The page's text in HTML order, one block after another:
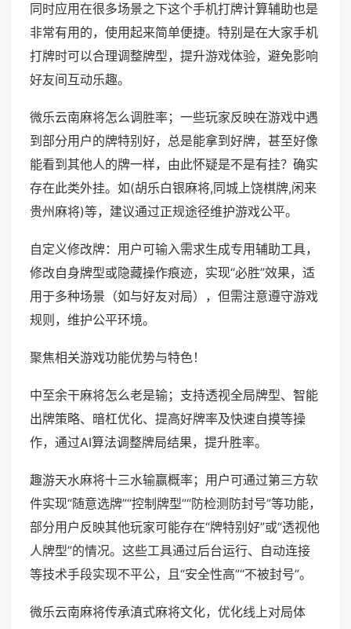
同时应用在很多场景之下这个手机打牌计算辅助也是
非常有用的，使用起来简单便捷。特别是在大家手机
打牌时可以合理调整牌型，提升游戏体验，避免影响
好友间互动乐趣。
微乐云南麻将怎么调胜率；一些玩家反映在游戏中遇
到部分用户的牌特别好，总是能拿到好牌，甚至好像
能看到其他人的牌一样，由此怀疑是不是有挂？确实
存在此类外挂。如(胡乐白银麻将,同城上饶棋牌,闲来
贵州麻将)等，建议通过正规途径维护游戏公平。
自定义修改牌：用户可输入需求生成专用辅助工具，
修改自身牌型或隐藏操作痕迹，实现“必胜”效果，适
用于多种场景（如与好友对局），但需注意遵守游戏
规则，维护公平环境。
聚焦相关游戏功能优势与特色！
中至余干麻将怎么老是输；支持透视全局牌型、智能
出牌策略、暗杠优化、提高好牌率及快速自摸等操
作，通过AI算法调整牌局结果，提升胜率。
趣游天水麻将十三水输赢概率；用户可通过第三方软
件实现“随意选牌”“控制牌型”“防检测防封号”等功能，
部分用户反映其他玩家可能存在“牌特别好”或“透视他
人牌型”的情况。这些工具通过后台运行、自动连接
等技术手段实现不平公，且“安全性高”“不被封号”。
微乐云南麻将传承滇式麻将文化，优化线上对局体